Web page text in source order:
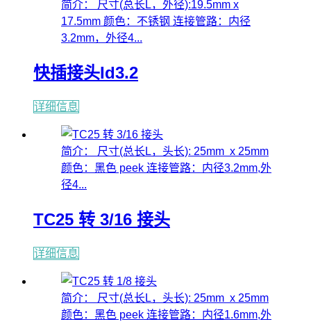
简介： 尺寸(总长L，外径):19.5mm x
17.5mm 颜色：不锈钢 连接管路：内径
3.2mm，外径4...
快插接头Id3.2
详细信息
简介： 尺寸(总长L，头长): 25mm x 25mm
颜色：黑色 peek 连接管路：内径3.2mm,外
径4...
TC25 转 3/16 接头
详细信息
简介： 尺寸(总长L，头长): 25mm x 25mm
颜色：黑色 peek 连接管路：内径1.6mm,外